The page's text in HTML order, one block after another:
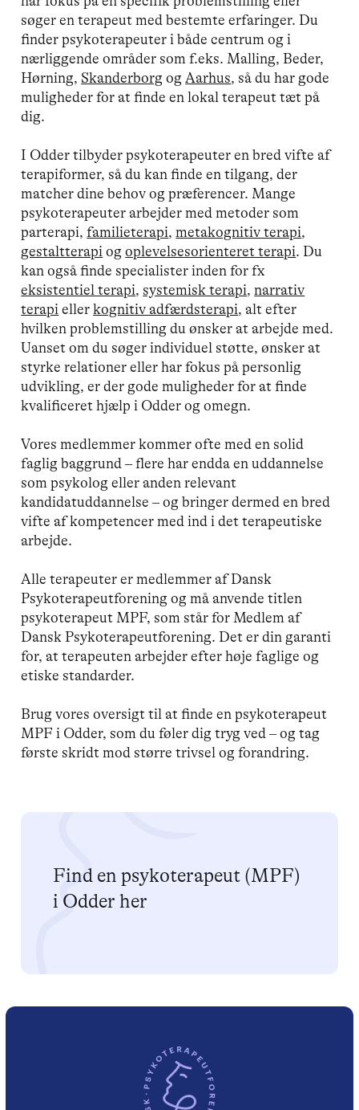
søger en terapeut med bestemte erfaringer. Du
finder psykoterapeuter i både centrum og i
nærliggende områder som f.eks. Malling, Beder,
Hørning, Skanderborg ogAarhus, så du har gode
muligheder for at finde en lokal terapeut tæt på
dig.
I Odder tilbyder psykoterapeuter en bred vifte af
terapiformer, så du kan finde en tilgang, der
matcher dine behov og præferencer. Mange
psykoterapeuter arbejder med metoder som
parterapi,familieterapi,metakognitiv terapi,
gestaltterapi ogoplevelsesorienteret terapi. Du
kan også finde specialister inden for fx
eksistentiel terapi, systemisk terapi,narrativ
terapi ellerkognitiv adfærdsterapi, alt efter
hvilken problemstilling du ønsker at arbejde med.
Uanset om du søger individuel støtte, ønsker at
styrke relationer eller har fokus på personlig
udvikling, er der gode muligheder for at finde
kvalificeret hjælp i Odder og omegn.
Vores medlemmer kommer ofte med en solid
faglig baggrund – flere har endda en uddannelse
som psykolog eller anden relevant
kandidatuddannelse – og bringer dermed en bred
vifte af kompetencer med ind i det terapeutiske
arbejde.
Alle terapeuter er medlemmer af Dansk
Psykoterapeutforening og må anvende titlen
psykoterapeut MPF, som står for Medlem af
Dansk Psykoterapeutforening. Det er din garanti
for, at terapeuten arbejder efter høje faglige og
etiske standarder.
Brug vores oversigt til at finde en psykoterapeut
MPF i Odder, som du føler dig tryg ved – og tag
første skridt mod større trivsel og forandring.
Find en psykoterapeut (MPF)
i Odder her